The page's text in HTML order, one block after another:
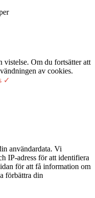
Om du fortsätter att
av cookies.
✓
användardata. Vi
IP-adress för att identifiera
för att få information om
förbättra din